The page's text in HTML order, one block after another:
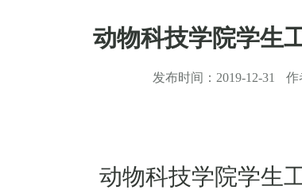
动物科技学院学生
发布时间： 2019-12-31 作
动物科技学院学生